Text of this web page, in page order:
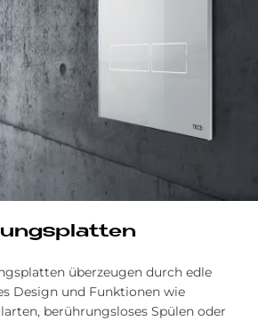
überzeugen durch edle
Design und Funktionen wie
berührungsloses Spülen oder